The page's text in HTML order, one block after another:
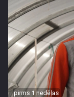
pirms 1 nedēļas